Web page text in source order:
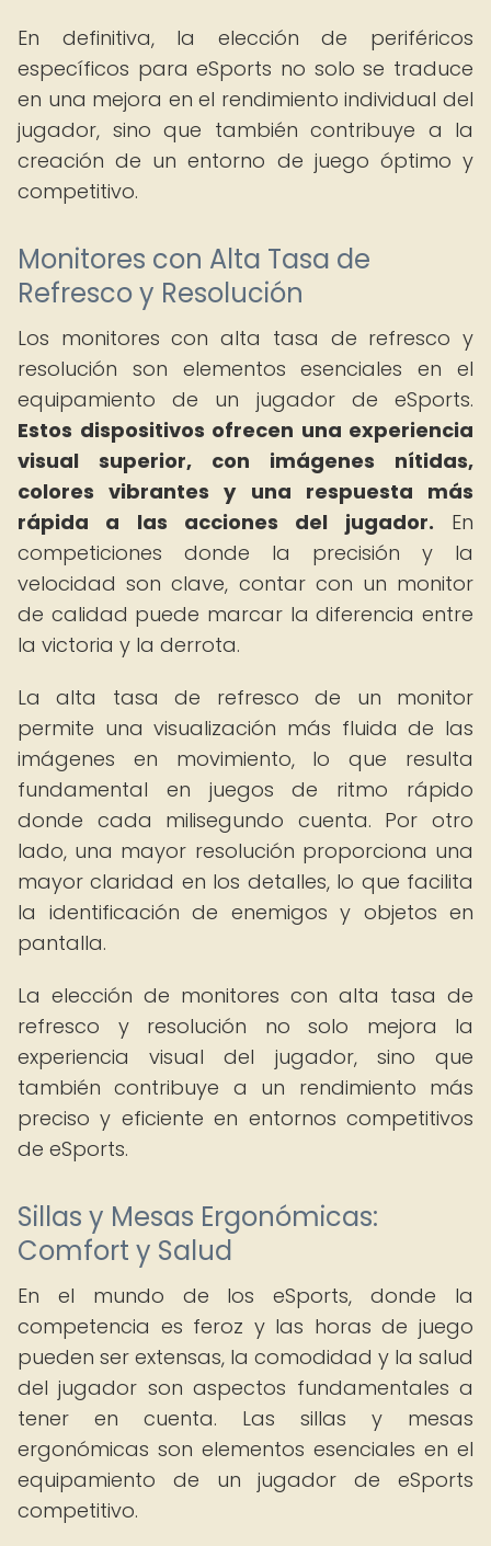
En definitiva, la elección de periféricos
específicos para eSports no solo se traduce
en una mejora en el rendimiento individual del
jugador, sino que también contribuye a la
creación de un entorno de juego óptimo y
competitivo.
Monitores con Alta Tasa de
Refresco y Resolución
Los monitores con alta tasa de refresco y
resolución son elementos esenciales en el
equipamiento de un jugador de eSports.
Estos dispositivos ofrecen una experiencia
visual superior, con imágenes nítidas,
colores vibrantes y una respuesta más
rápida a las acciones del jugador. En
competiciones donde la precisión y la
velocidad son clave, contar con un monitor
de calidad puede marcar la diferencia entre
la victoria y la derrota.
La alta tasa de refresco de un monitor
permite una visualización más fluida de las
imágenes en movimiento, lo que resulta
fundamental en juegos de ritmo rápido
donde cada milisegundo cuenta. Por otro
lado, una mayor resolución proporciona una
mayor claridad en los detalles, lo que facilita
la identificación de enemigos y objetos en
pantalla.
La elección de monitores con alta tasa de
refresco y resolución no solo mejora la
experiencia visual del jugador, sino que
también contribuye a un rendimiento más
preciso y eficiente en entornos competitivos
de eSports.
Sillas y Mesas Ergonómicas:
Comfort y Salud
En el mundo de los eSports, donde la
competencia es feroz y las horas de juego
pueden ser extensas, la comodidad y la salud
del jugador son aspectos fundamentales a
tener en cuenta. Las sillas y mesas
ergonómicas son elementos esenciales en el
equipamiento de un jugador de eSports
competitivo.